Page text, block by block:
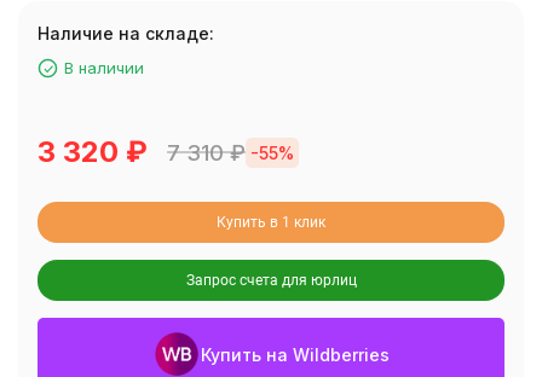
Наличие на складе:
В наличии
3 320 ₽ 7 310₽ -55%
Купить в 1 клик
Запрос счета для юрлиц
Купить на Wildberries